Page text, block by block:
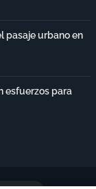
pasaje urbano en
esfuerzos para